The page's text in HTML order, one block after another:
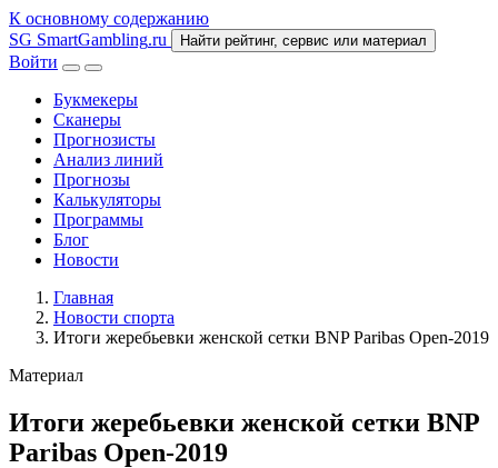
К основному содержанию
SG SmartGambling.ru Найти рейтинг, сервис или материал
Войти
Букмекеры
Сканеры
Прогнозисты
Анализ линий
Прогнозы
Калькуляторы
Программы
Блог
Новости
Главная
Новости спорта
Итоги жеребьевки женской сетки BNP Paribas Open-2019
Материал
Итоги жеребьевки женской сетки BNP
Paribas Open-2019